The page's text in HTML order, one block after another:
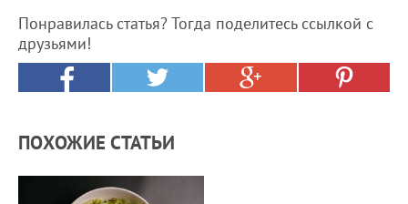
Понравилась статья? Тогда поделитесь ссылкой с
друзьями!
ПОХОЖИЕ СТАТЬИ